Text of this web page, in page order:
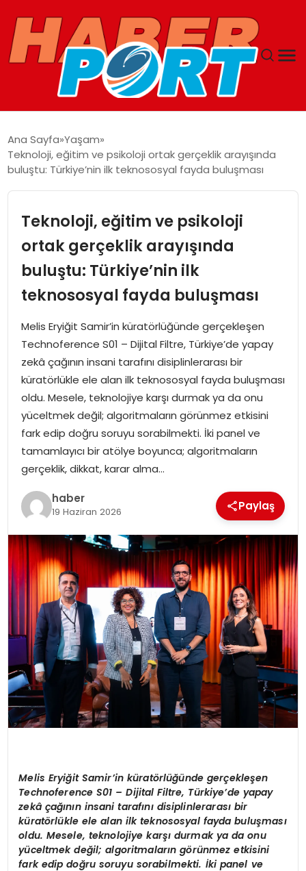
GUNCEL
SPOR
SPOR
EĞITIM
OTOMOBIL
TEKNOLOJI
Ana Sayfa Yaşam
Teknoloji, eğitim ve psikoloji ortak gerçeklik arayışında
buluştu: Türkiye’nin ilk teknososyal fayda buluşması
Teknoloji, eğitim ve psikoloji
ortak gerçeklik arayışında
buluştu: Türkiye’nin ilk
teknososyal fayda buluşması
Melis Eryiğit Samir’in küratörlüğünde gerçekleşen
Technoference S01 – Dijital Filtre, Türkiye’de yapay
zekâ çağının insani tarafını disiplinlerarası bir
küratörlükle ele alan ilk teknososyal fayda buluşması
oldu. Mesele, teknolojiye karşı durmak ya da onu
yüceltmek değil; algoritmaların görünmez etkisini
fark edip doğru soruyu sorabilmekti. İki panel ve
tamamlayıcı bir atölye boyunca; algoritmaların
gerçeklik, dikkat, karar alma…
haber
19 Haziran 2026 Paylaş
Melis Eryiğit Samir’in küratörlüğünde gerçekleşen
Technoference S01 – Dijital Filtre, Türkiye’de yapay
zekâ çağının insani tarafını disiplinlerarası bir
küratörlükle ele alan ilk teknososyal fayda buluşması
oldu. Mesele, teknolojiye karşı durmak ya da onu
yüceltmek değil; algoritmaların görünmez etkisini
fark edip doğru soruyu sorabilmekti. İki panel ve